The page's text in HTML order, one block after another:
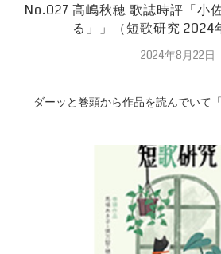
No.027 高嶋秋穂 歌誌時評「小
る」」（短歌研究 2024
2024年8月22日
ダーッと巻頭から作品を読んでいて